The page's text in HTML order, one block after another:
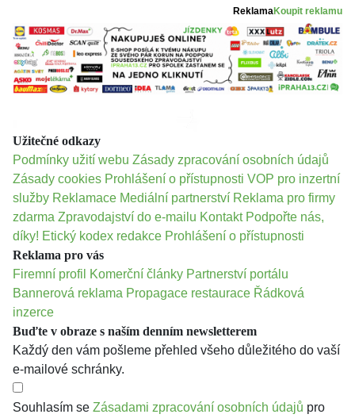
ReklamaKoupit reklamu
Užitečné odkazy
Podmínky užití webu Zásady zpracování osobních údajů
Zásady cookies Prohlášení o přístupnosti VOP pro inzertní
služby Reklamace Mediální partnerství Reklama pro firmy
zdarma Zpravodajství do e-mailu Kontakt Podpořte nás,
díky! Etický kodex redakce Prohlášení o přístupnosti
Reklama pro vás
Firemní profil
Komerční články Partnerství portálu
Bannerová reklama Propagace restaurace Řádková
inzerce
Buďte v obraze s naším denním newsletterem
Každý den vám pošleme přehled všeho důležitého do vaší
e-mailové schránky.
Souhlasím se Zásadami zpracování osobních údajů pro